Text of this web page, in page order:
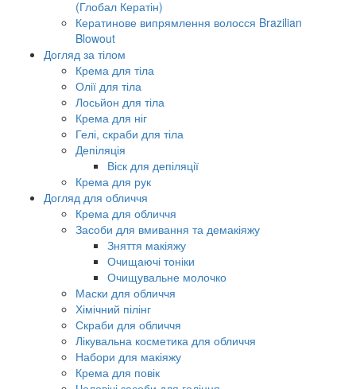
(Глобал Кератін)
Кератинове випрямлення волосся Brazilian
Blowout
Догляд за тілом
Крема для тіла
Олії для тіла
Лосьйон для тіла
Крема для ніг
Гелі, скраби для тіла
Депіляція
Віск для депіляції
Крема для рук
Догляд для обличчя
Крема для обличчя
Засоби для вмивання та демакіяжу
Зняття макіяжу
Очищаючі тоніки
Очищувальне молочко
Маски для обличчя
Хімічний пілінг
Скраби для обличчя
Лікувальна косметика для обличчя
Набори для макіяжу
Крема для повік